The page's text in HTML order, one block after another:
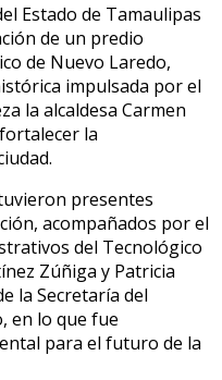
Estado de Tamaulipas
de un predio
de Nuevo Laredo,
impulsada por el
la alcaldesa Carmen
la
presentes
acompañados por el
del Tecnológico
Zúñiga y Patricia
la Secretaría del
en lo que fue
para el futuro de la